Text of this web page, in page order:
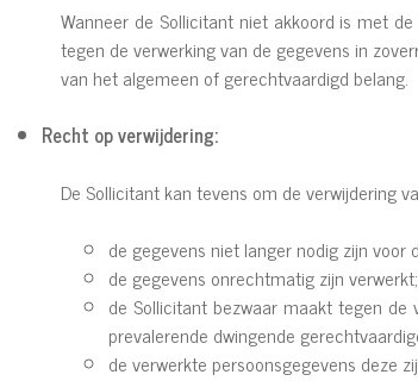
Wanneer de Sollicitant niet akkoord is met
tegen de verwerking van de gegevens in
van het algemeen of gerechtvaardigd belang.
Recht op verwijdering:
De Sollicitant kan tevens om de verwijdering
de gegevens niet langer nodig zijn
de gegevens onrechtmatig zijn verwerkt;
de Sollicitant bezwaar maakt tegen
prevalerende dwingende
de verwerkte persoonsgegevens deze